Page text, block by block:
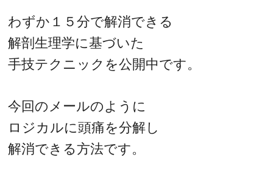
わずか１５分で解消できる
解剖生理学に基づいた
手技テクニックを公開中です。
今回のメールのように
ロジカルに頭痛を分解し
解消できる方法です。